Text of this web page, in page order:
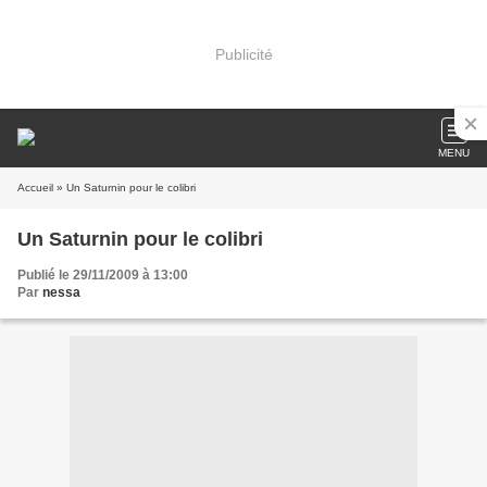
Publicité
MENU
Accueil » Un Saturnin pour le colibri
Un Saturnin pour le colibri
Publié le 29/11/2009 à 13:00
Par nessa